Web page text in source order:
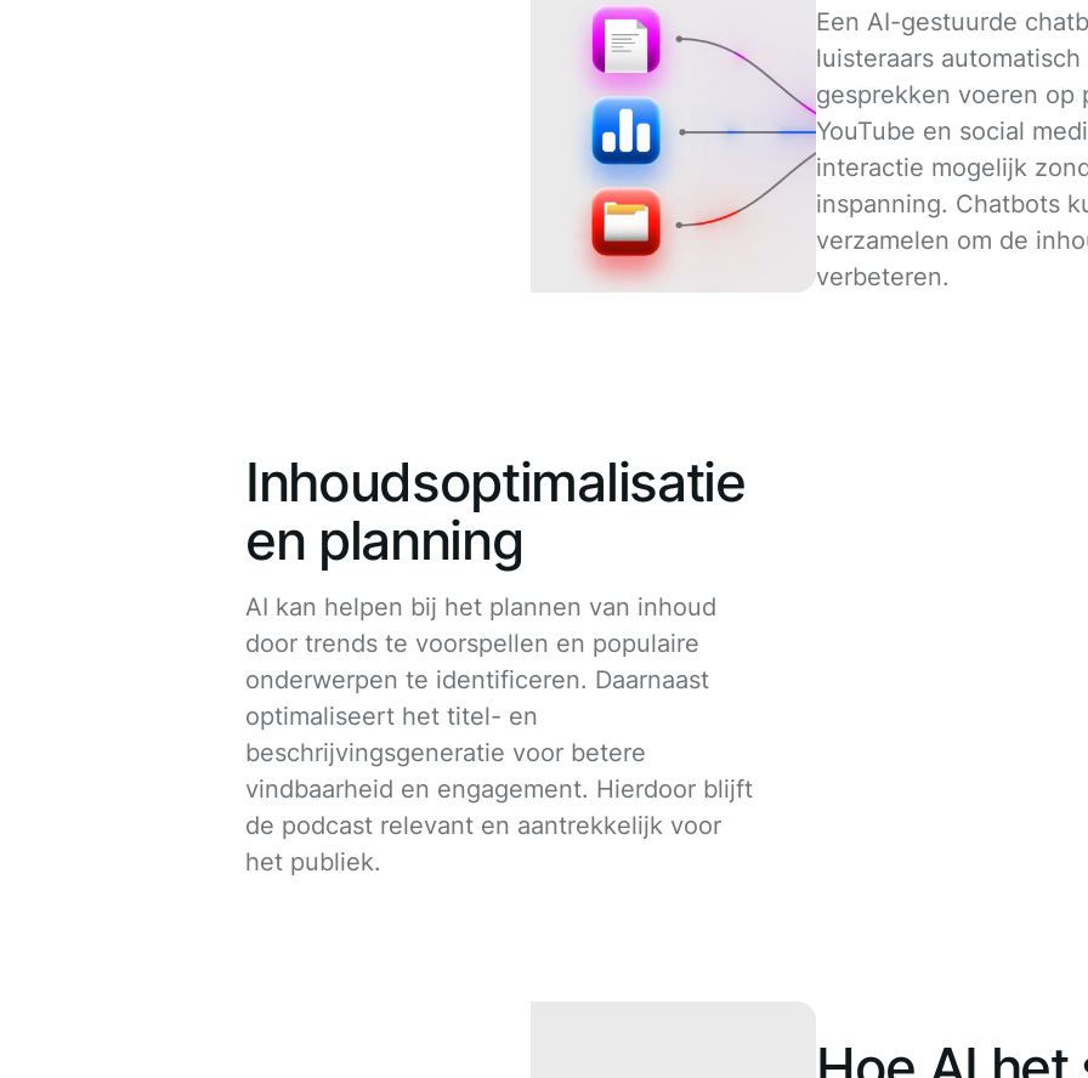
Een AI-gestuurde
luisteraars
gesprekken voeren op
YouTube en social
interactie mogelijk
inspanning. Chatbots
verzamelen om de
verbeteren.
Inhoudsoptimalisatie
en planning
AI kan helpen bij het plannen van inhoud
door trends te voorspellen en populaire
onderwerpen te identificeren. Daarnaast
optimaliseert het titel- en
beschrijvingsgeneratie voor betere
vindbaarheid en engagement. Hierdoor blijft
de podcast relevant en aantrekkelijk voor
het publiek.